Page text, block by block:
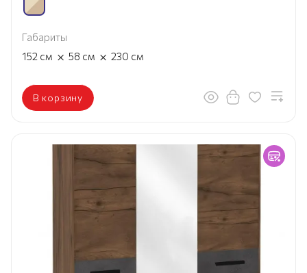
Габариты
152 см × 58 см × 230 см
В корзину